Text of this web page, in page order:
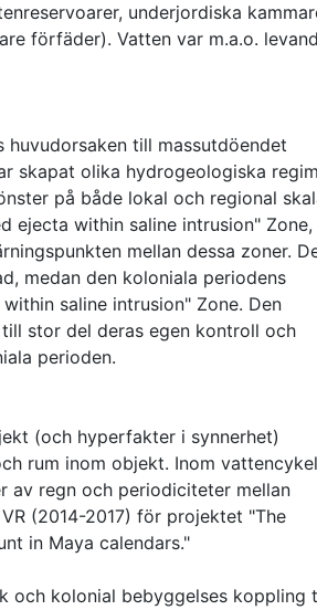
underjordiska
förfäder). Vatten var m.a.o.
till massutdöendet
skapat olika hydrogeologiska
på både lokal och regional
ejecta within saline intrusion" Zone,
mellan dessa zoner.
medan den koloniala periodens
saline intrusion" Zone. Den
stor del deras egen kontroll och
perioden.
(och hyperfakter i synnerhet)
rum inom objekt. Inom
av regn och periodiciteter mellan
(2014-2017) för projektet "The
in Maya calendars."
och kolonial bebyggelses koppling